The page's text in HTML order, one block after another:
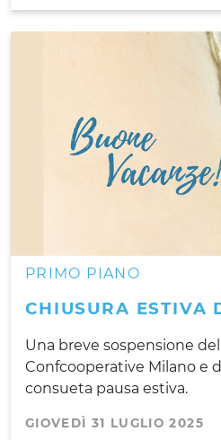
PRIMO PIANO
CHIUSURA ESTIVA
Una breve sospensione
Confcooperative Milano e
consueta pausa estiva.
GIOVEDÌ 31 LUGLIO 2025